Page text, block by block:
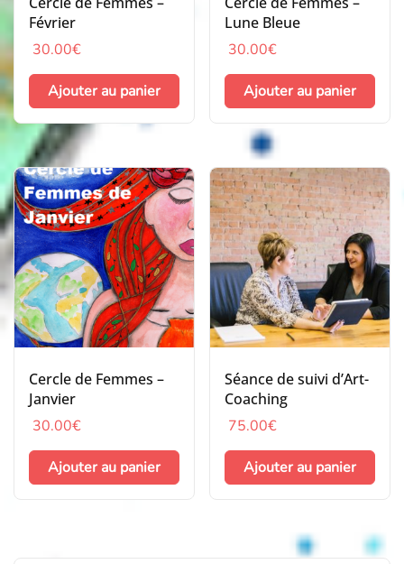
Février
30.00€
Ajouter au panier
Lune Bleue
30.00€
Ajouter au panier
Cercle de Femmes –
Janvier
30.00€
Ajouter au panier
Séance de suivi d’Art-
Coaching
75.00€
Ajouter au panier